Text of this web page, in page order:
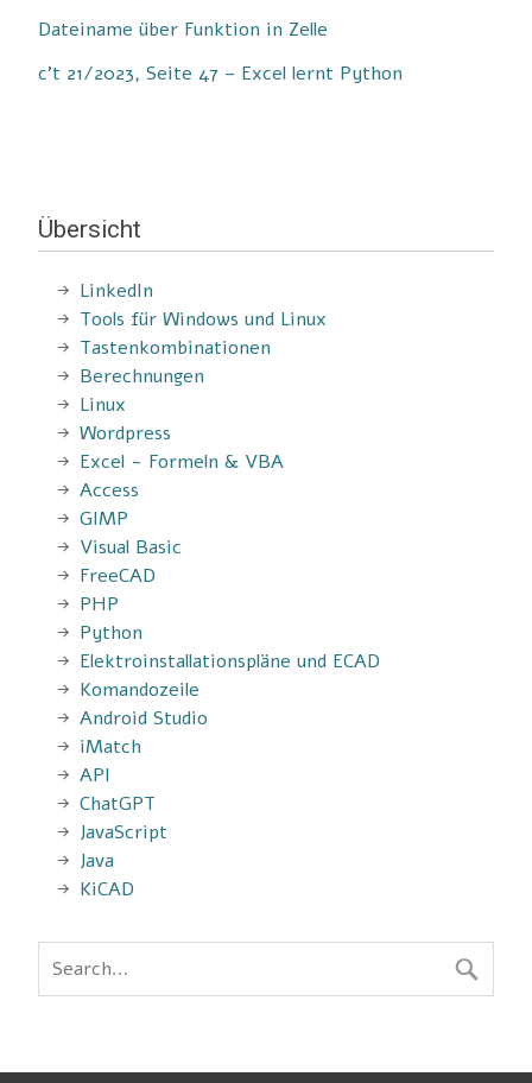
Dateiname über Funktion in Zelle
c’t 21/2023, Seite 47 – Excel lernt Python
Übersicht
LinkedIn
Tools für Windows und Linux
Tastenkombinationen
Berechnungen
Linux
Wordpress
Excel - Formeln & VBA
Access
GIMP
Visual Basic
FreeCAD
PHP
Python
Elektroinstallationspläne und ECAD
Komandozeile
Android Studio
iMatch
API
ChatGPT
JavaScript
Java
KiCAD